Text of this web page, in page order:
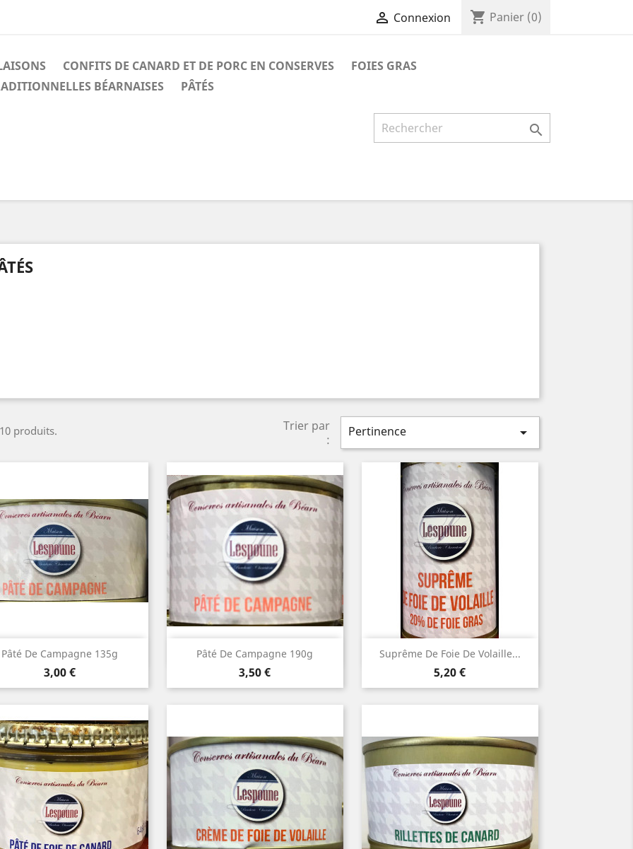
 Connexion shopping_cart Panier (0)
CONFITS DE CANARD ET DE PORC EN CONSERVES
FOIES GRAS
BÉARNAISES
PÂTÉS

produits.
Trier par
:
Pertinence 
Pâté De Campagne 135g
Prix
3,00 €
Aperçu rapide Pâté De Campagne 190g
Prix
3,50 €
Aperçu rapide Suprême De Foie De Volaille...
Prix
5,20 €
Aperçu rapide